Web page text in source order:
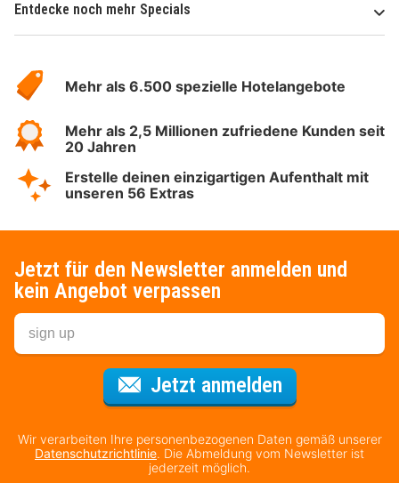
Entdecke noch mehr Specials
Hotelspecials
Mehr als 6.500 spezielle Hotelangebote
Mehr als 2,5 Millionen zufriedene Kunden seit
20 Jahren
Erstelle deinen einzigartigen Aufenthalt mit
unseren 56 Extras
Jetzt für den Newsletter anmelden und
kein Angebot verpassen
Jetzt anmeldenFür den
Wir verarbeiten Ihre personenbezogenen Daten gemäß unserer
Datenschutzrichtlinie. Die Abmeldung vom Newsletter ist
jederzeit möglich.